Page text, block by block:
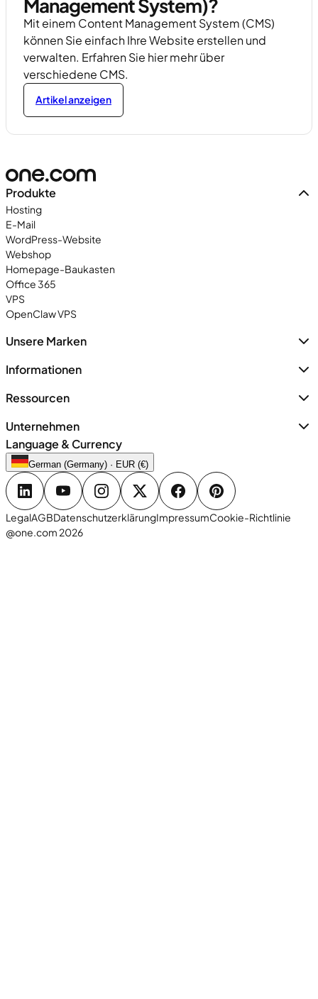
Management System)?
Mit einem Content Management System (CMS)
können Sie einfach Ihre Website erstellen und
verwalten. Erfahren Sie hier mehr über
verschiedene CMS.
Artikel anzeigen
Produkte
Hosting
E-Mail
WordPress-Website
Webshop
Homepage-Baukasten
Office 365
VPS
OpenClaw VPS
Unsere Marken
Informationen
Ressourcen
Unternehmen
Language & Currency
German (Germany) · EUR (€)
LegalAGBDatenschutzerklärungImpressumCookie-Richtlinie
@one.com 2026